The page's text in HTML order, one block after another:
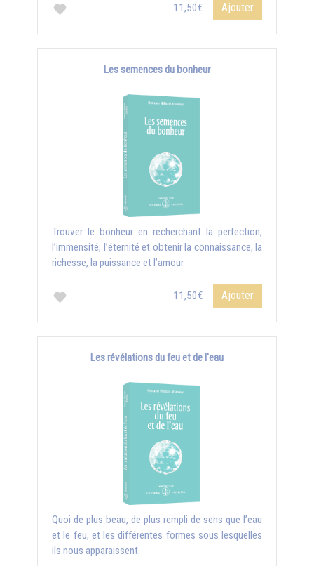
11,50€ Ajouter
Les semences du bonheur
Trouver le bonheur en recherchant la perfection,
l’immensité, l’éternité et obtenir la connaissance, la
richesse, la puissance et l’amour.
11,50€ Ajouter
Les révélations du feu et de l'eau
Quoi de plus beau, de plus rempli de sens que l’eau
et le feu, et les différentes formes sous lesquelles
ils nous apparaissent.